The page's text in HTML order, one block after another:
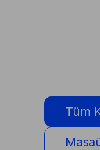
Tüm